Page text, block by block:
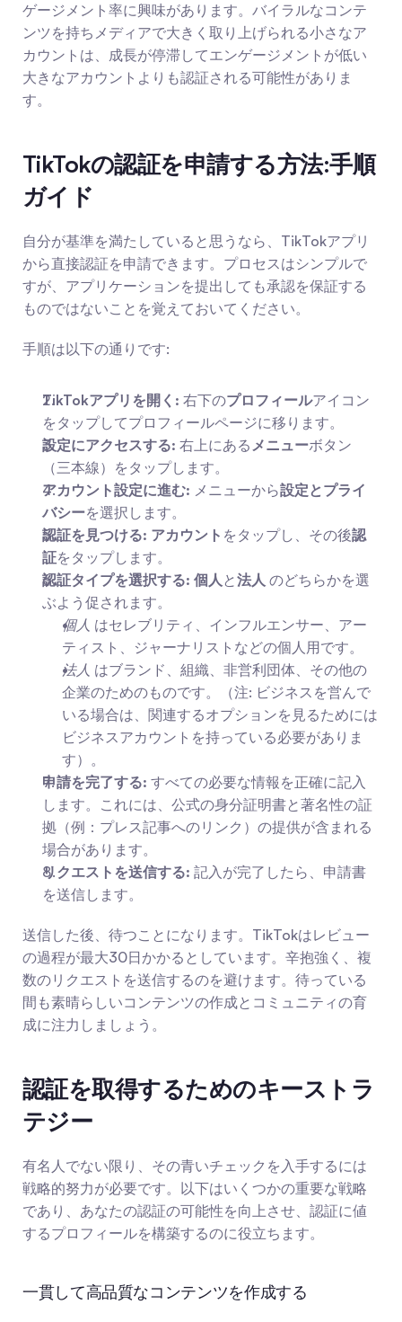
ゲージメント率に興味があります。バイラルなコンテ
ンツを持ちメディアで大きく取り上げられる小さなア
カウントは、成長が停滞してエンゲージメントが低い
大きなアカウントよりも認証される可能性がありま
す。
TikTokの認証を申請する方法:手順
ガイド
自分が基準を満たしていると思うなら、TikTokアプリ
から直接認証を申請できます。プロセスはシンプルで
すが、アプリケーションを提出しても承認を保証する
ものではないことを覚えておいてください。
手順は以下の通りです:
TikTokアプリを開く: 右下のプロフィールアイコン
をタップしてプロフィールページに移ります。
設定にアクセスする: 右上にあるメニューボタン
（三本線）をタップします。
アカウント設定に進む: メニューから設定とプライ
バシーを選択します。
認証を見つける: アカウント をタップし、その後認
証をタップします。
認証タイプを選択する: 個人 と法人 のどちらかを選
ぶよう促されます。
個人 はセレブリティ、インフルエンサー、アー
ティスト、ジャーナリストなどの個人用です。
法人 はブランド、組織、非営利団体、その他の
企業のためのものです。（注: ビジネスを営んで
いる場合は、関連するオプションを見るためには
ビジネスアカウントを持っている必要がありま
す）。
申請を完了する: すべての必要な情報を正確に記入
します。これには、公式の身分証明書と著名性の証
拠（例：プレス記事へのリンク）の提供が含まれる
場合があります。
リクエストを送信する: 記入が完了したら、申請書
を送信します。
送信した後、待つことになります。TikTokはレビュー
の過程が最大30日かかるとしています。辛抱強く、複
数のリクエストを送信するのを避けます。待っている
間も素晴らしいコンテンツの作成とコミュニティの育
成に注力しましょう。
認証を取得するためのキーストラ
テジー
有名人でない限り、その青いチェックを入手するには
戦略的努力が必要です。以下はいくつかの重要な戦略
であり、あなたの認証の可能性を向上させ、認証に値
するプロフィールを構築するのに役立ちます。
一貫して高品質なコンテンツを作成する